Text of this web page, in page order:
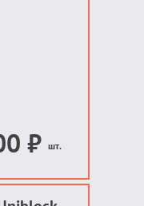
₽ шт.